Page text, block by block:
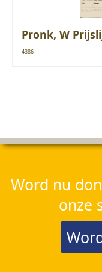
Pronk, W
4386
Word nu
onze